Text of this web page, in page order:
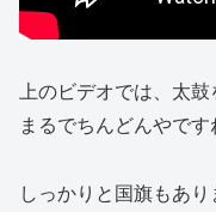
上のビデオでは、太鼓
まるでちんどんやです
しっかりと国旗もあり